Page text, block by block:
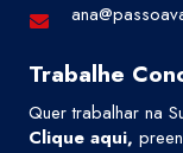
Trabalhe
Quer trabalhar na
Clique aqui,